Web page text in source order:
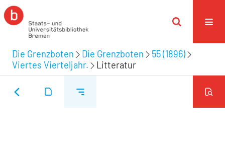
Die Grenzboten Die Grenzboten
55 (1896)
Viertes Vierteljahr.
Litteratur